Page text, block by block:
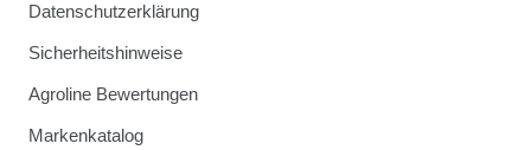
Datenschutzerklärung
Sicherheitshinweise
Agroline Bewertungen
Markenkatalog